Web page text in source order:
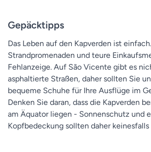
Gepäcktipps
Das Leben auf den Kapverden ist
Strandpromenaden und teure
Fehlanzeige. Auf São Vicente gibt es
asphaltierte Straßen, daher sollten Sie
bequeme Schuhe für Ihre Ausflüge im
Denken Sie daran, dass die Kapverden
am Äquator liegen - Sonnenschutz und
Kopfbedeckung sollten daher